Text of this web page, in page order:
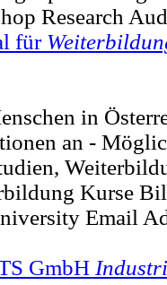
Research
für
in
an -
Kurse
Email
GmbH